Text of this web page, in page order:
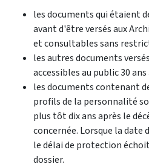
les documents qui étaient
avant d'être versés aux
et consultables sans
les autres documents
accessibles au public 30
les documents contenant
profils de la personnalité
plus tôt dix ans après le
concernée. Lorsque la date
le délai de protection
dossier.